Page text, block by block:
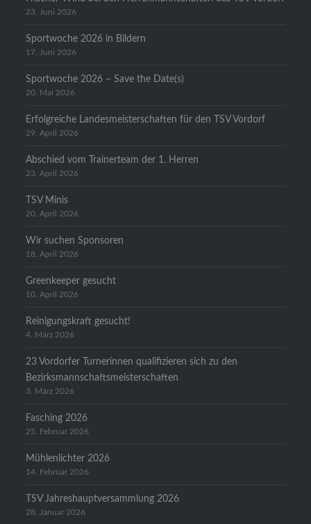
23. Juni 2026
Sportwoche 2026 in Bildern
17. Juni 2026
Sportwoche 2026 – Save the Date(s)
20. Mai 2026
Erfolgreiche Landesmeisterschaften für den TSV Vordorf
29. April 2026
Abschied vom Trainerteam der 1. Herren
23. April 2026
TSV Minis
20. April 2026
Wir suchen Sponsoren
18. April 2026
Greenkeeper gesucht
10. April 2026
Reinigungskraft gesucht!
4. März 2026
23 Vordorfer Turnerinnen qualifizieren sich zu den
Bezirksmannschaftsmeisterschaften
3. März 2026
Fasching 2026
25. Februar 2026
Mühlenlichter 2026
14. Februar 2026
TSV Jahreshauptversammlung 2026
28. Januar 2026